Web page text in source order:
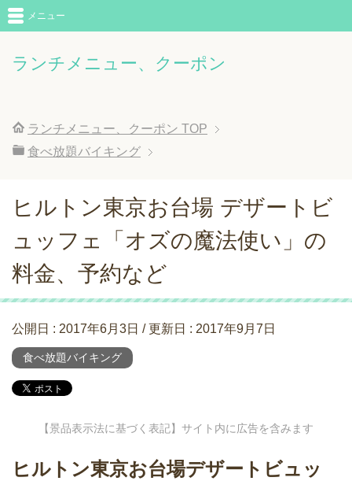
ランチメニュー、クーポン
メニュー
ランチメニュー、クーポン TOP
食べ放題バイキング
ヒルトン東京お台場 デザートビ
ュッフェ「オズの魔法使い」の
料金、予約など
公開日 : 2017年6月3日 / 更新日 : 2017年9月7日
食べ放題バイキング
【景品表示法に基づく表記】サイト内に広告を含みます
ヒルトン東京お台場デザート ビュッ